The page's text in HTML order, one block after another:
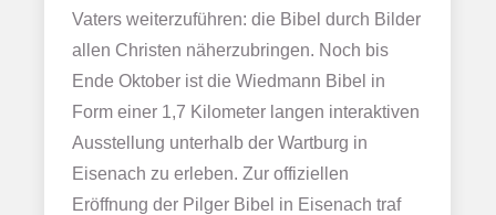
Vaters weiterzuführen: die Bibel durch Bilder
allen Christen näherzubringen. Noch bis
Ende Oktober ist die Wiedmann Bibel in
Form einer 1,7 Kilometer langen interaktiven
Ausstellung unterhalb der Wartburg in
Eisenach zu erleben. Zur offiziellen
Eröffnung der Pilger Bibel in Eisenach traf